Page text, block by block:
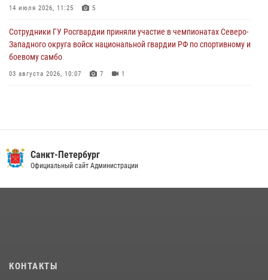
Ленобласти
14 июля 2026, 11:25 5
Сотрудники ГУ Росгвардии приняли участие в чемпионатах Северо-
Западного округа войск национальной гвардии РФ по спортивному и
боевому самбо
03 августа 2026, 10:07 7 1
В Красногвардейском районе росгвардейцы задержали хулигана,
угрожавшего мужчине пневматическим пистолетом
на III Международном петербургском цифровом форуме
Санкт-Петербург
Официальный сайт Администрации
КОНТАКТЫ